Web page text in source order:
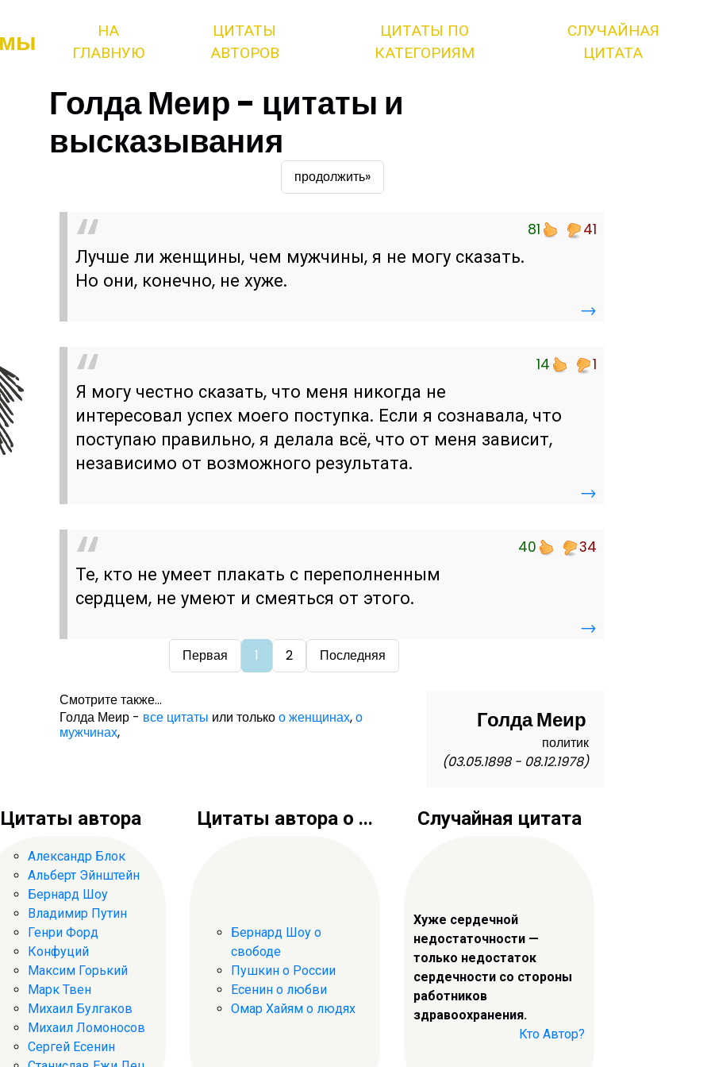
НА
ГЛАВНУЮ
ЦИТАТЫ
АВТОРОВ
ЦИТАТЫ ПО
КАТЕГОРИЯМ
СЛУЧАЙНАЯ
ЦИТАТА
Голда Меир - цитаты и
высказывания
продолжить»
81 41
Лучше ли женщины, чем мужчины, я не могу сказать.
Но они, конечно, не хуже.
→
14 1
Я могу честно сказать, что меня никогда не
интересовал успех моего поступка. Если я сознавала, что
поступаю правильно, я делала всё, что от меня зависит,
независимо от возможного результата.
→
40 34
Те, кто не умеет плакать с переполненным
сердцем, не умеют и смеяться от этого.
→
Первая 1 2 Последняя
Голда Меир
политик
(03.05.1898 - 08.12.1978)
Смотрите также...
Голда Меир - все цитаты или толькоо женщинах,о
мужчинах,
Цитаты автора
Александр Блок
Альберт Эйнштейн
Бернард Шоу
Владимир Путин
Генри Форд
Конфуций
Максим Горький
Марк Твен
Михаил Булгаков
Михаил Ломоносов
Сергей Есенин
Цитаты автора о ...
Бернард Шоу о
свободе
Пушкин о России
Есенин о любви
Омар Хайям о людях
Случайная цитата
Хуже сердечной
недостаточности —
только недостаток
сердечности со стороны
работников
здравоохранения.
Кто Автор?